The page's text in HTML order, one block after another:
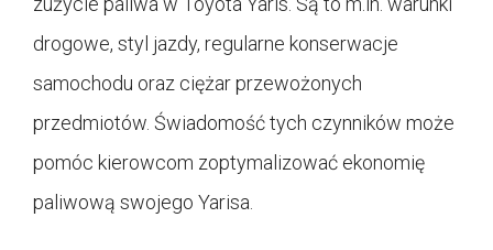
drogowe, styl jazdy, regularne konserwacje
samochodu oraz ciężar przewożonych
przedmiotów. Świadomość tych czynników może
pomóc kierowcom zoptymalizować ekonomię
paliwową swojego Yarisa.